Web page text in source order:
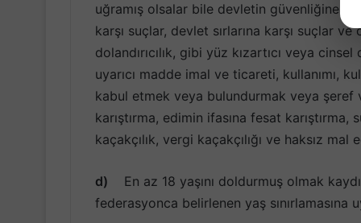
uğramış olsalar bile devletin güvenliğine
karşı suçlar, devlet sırlarına karşı suçlar
dolandırıcılık, gibi yüz kızartıcı veya
uyarıcı madde imal ve ticareti, kullanımı,
kabul etmek veya bulundurmak veya şeref
karıştırma, edimin ifasına fesat
kaçakçılık, vergi kaçakçılığı ve haksız
d) En az 18 yaşını doldurmuş olmak
federasyonca belirlenen yaş sınırlamasına